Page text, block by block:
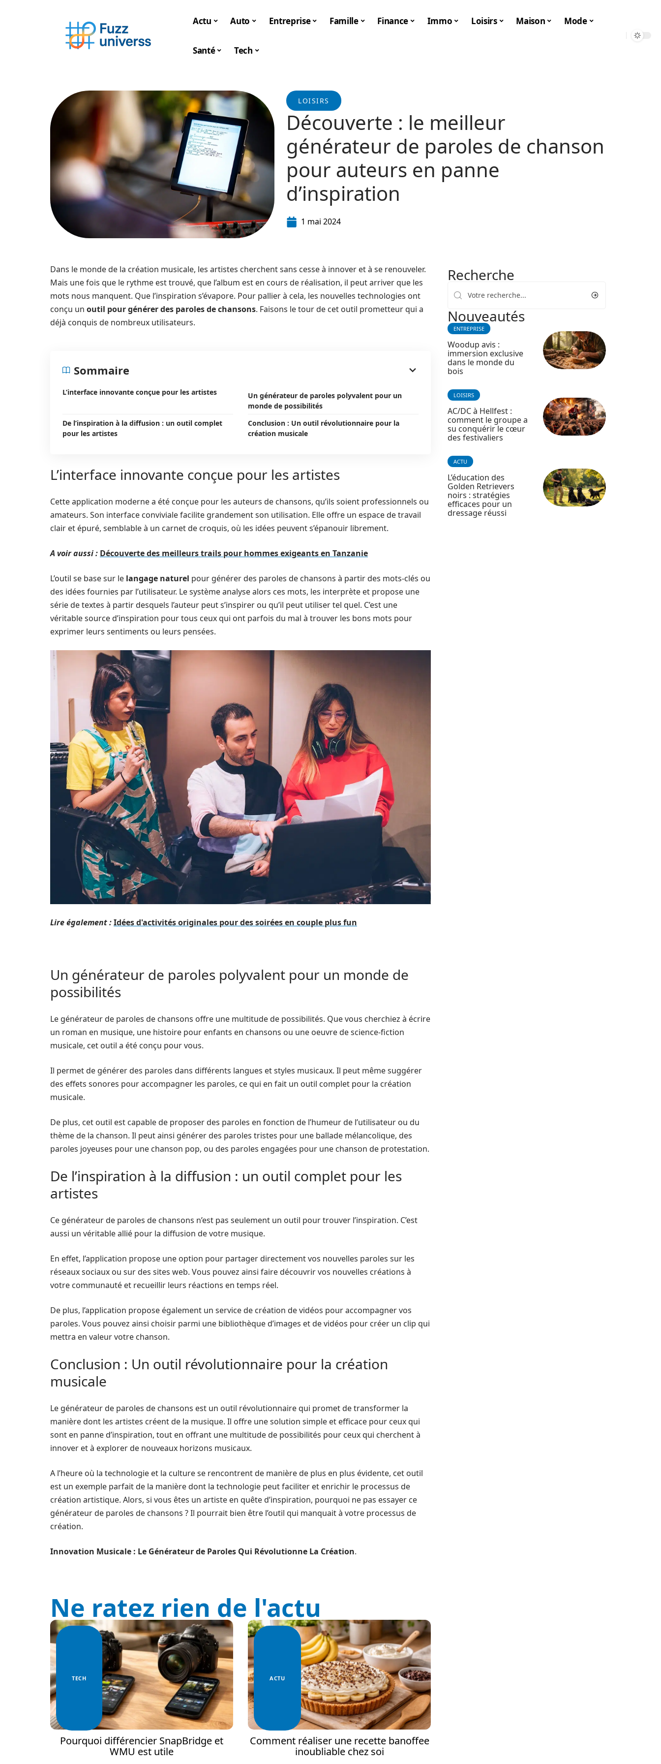
Actu Auto Entreprise Famille Finance Immo Loisirs Maison Mode
Santé Tech
LOISIRS
Découverte : le meilleur
générateur de paroles de chanson
pour auteurs en panne
d’inspiration
1 mai 2024
Dans le monde de la création musicale, les artistes cherchent sans cesse à innover et à se renouveler.
Mais une fois que le rythme est trouvé, que l’album est en cours de réalisation, il peut arriver que les
mots nous manquent. Que l’inspiration s’évapore. Pour pallier à cela, les nouvelles technologies ont
conçu un outil pour générer des paroles de chansons. Faisons le tour de cet outil prometteur qui a
déjà conquis de nombreux utilisateurs.
Sommaire
L’interface innovante conçue pour les artistes
Un générateur de paroles polyvalent pour un
monde de possibilités
De l’inspiration à la diffusion : un outil complet
pour les artistes
Conclusion : Un outil révolutionnaire pour la
création musicale
L’interface innovante conçue pour les artistes
Cette application moderne a été conçue pour les auteurs de chansons, qu’ils soient professionnels ou
amateurs. Son interface conviviale facilite grandement son utilisation. Elle offre un espace de travail
clair et épuré, semblable à un carnet de croquis, où les idées peuvent s’épanouir librement.
A voir aussi : Découverte des meilleurs trails pour hommes exigeants en Tanzanie
L’outil se base sur le langage naturel pour générer des paroles de chansons à partir des mots-clés ou
des idées fournies par l’utilisateur. Le système analyse alors ces mots, les interprète et propose une
série de textes à partir desquels l’auteur peut s’inspirer ou qu’il peut utiliser tel quel. C’est une
véritable source d’inspiration pour tous ceux qui ont parfois du mal à trouver les bons mots pour
exprimer leurs sentiments ou leurs pensées.
Lire également :Idées d'activités originales pour des soirées en couple plus fun
Un générateur de paroles polyvalent pour un monde de
possibilités
Le générateur de paroles de chansons offre une multitude de possibilités. Que vous cherchiez à écrire
un roman en musique, une histoire pour enfants en chansons ou une oeuvre de science-fiction
musicale, cet outil a été conçu pour vous.
Il permet de générer des paroles dans différents langues et styles musicaux. Il peut même suggérer
des effets sonores pour accompagner les paroles, ce qui en fait un outil complet pour la création
musicale.
De plus, cet outil est capable de proposer des paroles en fonction de l’humeur de l’utilisateur ou du
thème de la chanson. Il peut ainsi générer des paroles tristes pour une ballade mélancolique, des
paroles joyeuses pour une chanson pop, ou des paroles engagées pour une chanson de protestation.
De l’inspiration à la diffusion : un outil complet pour les
artistes
Ce générateur de paroles de chansons n’est pas seulement un outil pour trouver l’inspiration. C’est
aussi un véritable allié pour la diffusion de votre musique.
En effet, l’application propose une option pour partager directement vos nouvelles paroles sur les
réseaux sociaux ou sur des sites web. Vous pouvez ainsi faire découvrir vos nouvelles créations à
votre communauté et recueillir leurs réactions en temps réel.
De plus, l’application propose également un service de création de vidéos pour accompagner vos
paroles. Vous pouvez ainsi choisir parmi une bibliothèque d’images et de vidéos pour créer un clip qui
mettra en valeur votre chanson.
Conclusion : Un outil révolutionnaire pour la création
musicale
Le générateur de paroles de chansons est un outil révolutionnaire qui promet de transformer la
manière dont les artistes créent de la musique. Il offre une solution simple et efficace pour ceux qui
sont en panne d’inspiration, tout en offrant une multitude de possibilités pour ceux qui cherchent à
innover et à explorer de nouveaux horizons musicaux.
A l’heure où la technologie et la culture se rencontrent de manière de plus en plus évidente, cet outil
est un exemple parfait de la manière dont la technologie peut faciliter et enrichir le processus de
création artistique. Alors, si vous êtes un artiste en quête d’inspiration, pourquoi ne pas essayer ce
générateur de paroles de chansons ? Il pourrait bien être l’outil qui manquait à votre processus de
création.
Innovation Musicale : Le Générateur de Paroles Qui Révolutionne La Création.
Ne ratez rien de l'actu
TECH
Pourquoi différencier SnapBridge et
WMU est utile
ACTU
Comment réaliser une recette banoffee
inoubliable chez soi
Recherche
Nouveautés
ENTREPRISE
Woodup avis :
immersion exclusive
dans le monde du
bois
LOISIRS
AC/DC à Hellfest :
comment le groupe a
su conquérir le cœur
des festivaliers
ACTU
L’éducation des
Golden Retrievers
noirs : stratégies
efficaces pour un
dressage réussi